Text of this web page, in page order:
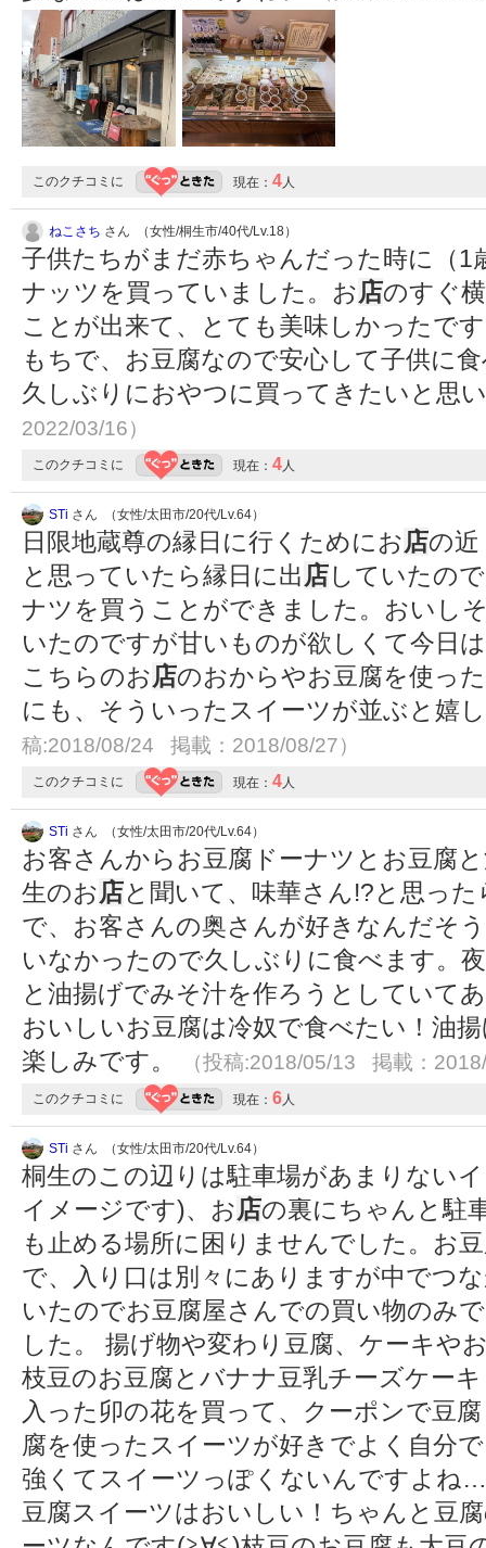
このクチコミに 現在： 4人
ねこさち さん （女性/桐生市/40代/Lv.18）
子供たちがまだ赤ちゃんだった時に（1
ナッツを買っていました。お店のすぐ
ことが出来て、とても美味しかったで
もちで、お豆腐なので安心して子供に
久しぶりにおやつに買ってきたいと思
2022/03/16）
このクチコミに 現在： 4人
STi さん （女性/太田市/20代/Lv.64）
日限地蔵尊の縁日に行くためにお店の
と思っていたら縁日に出店していたの
ナツを買うことができました。おいし
いたのですが甘いものが欲しくて今日
こちらのお店のおからやお豆腐を使っ
にも、そういったスイーツが並ぶと嬉
稿:2018/08/24 掲載：2018/08/27）
このクチコミに 現在： 4人
STi さん （女性/太田市/20代/Lv.64）
お客さんからお豆腐ドーナツとお豆腐
生のお店と聞いて、味華さん!?と思っ
で、お客さんの奥さんが好きなんだそ
いなかったので久しぶりに食べます。
と油揚げでみそ汁を作ろうとしていて
おいしいお豆腐は冷奴で食べたい！油
楽しみです。
（投稿:2018/05/13 掲載：
このクチコミに 現在： 6人
STi さん （女性/太田市/20代/Lv.64）
桐生のこの辺りは駐車場があまりない
イメージです)、お店の裏にちゃんと駐
も止める場所に困りませんでした。お
で、入り口は別々にありますが中でつ
いたのでお豆腐屋さんでの買い物のみ
した。 揚げ物や変わり豆腐、ケーキや
枝豆のお豆腐とバナナ豆乳チーズケー
入った卯の花を買って、クーポンで豆
腐を使ったスイーツが好きでよく自分
強くてスイーツっぽくないんですよね
豆腐スイーツはおいしい！ちゃんと豆